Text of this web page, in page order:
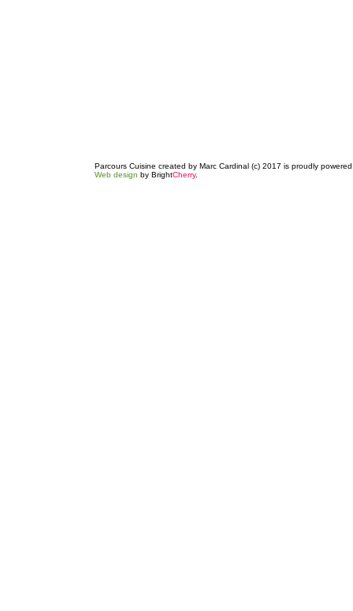
Parcours Cuisine created by Marc Cardinal (c) 2017 is proudly
Web design by BrightCherry.